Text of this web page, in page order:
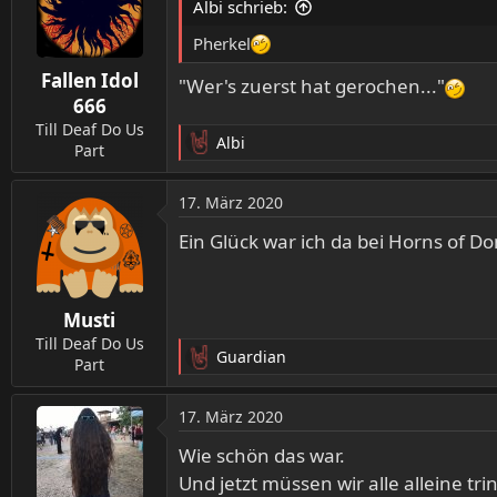
Fallen Idol
666
Till Deaf Do Us
Part
Albi schrieb:
Pherkel
"Wer's zuerst hat gerochen..."
R
e
a
k
t
Albi
Musti
Till Deaf Do Us
Part
17. März 2020
Ein Glück war ich da bei Horns of
R
e
a
k
t
o
Guardian
17. März 2020
Wie schön das war.
Und jetzt müssen wir alle alleine